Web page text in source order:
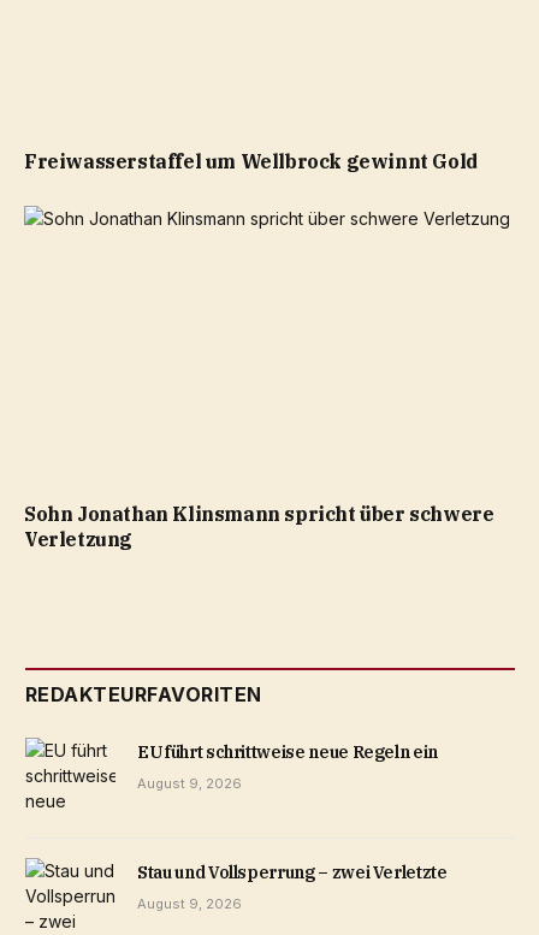
Freiwasserstaffel um Wellbrock gewinnt Gold
Sohn Jonathan Klinsmann spricht über schwere
Verletzung
REDAKTEURFAVORITEN
EU führt schrittweise neue Regeln ein
August 9, 2026
Stau und Vollsperrung – zwei Verletzte
August 9, 2026